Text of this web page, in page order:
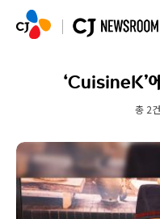
‘CuisineK’
총 2